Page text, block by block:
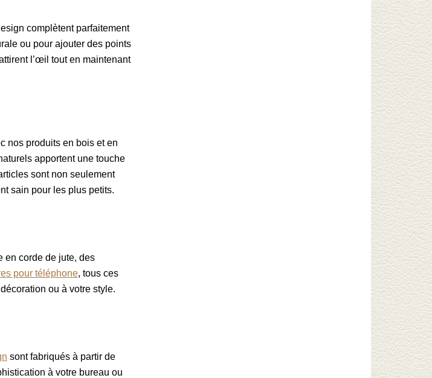
complètent parfaitement
ou pour ajouter des points
l’œil tout en maintenant
nos produits en bois et en
apportent une touche
sont non seulement
sain pour les plus petits.
en corde de jute, des
pour téléphone, tous ces
ou à votre style.
sont fabriqués à partir de
à votre bureau ou